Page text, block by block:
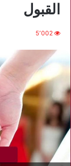
القبول
5٬002